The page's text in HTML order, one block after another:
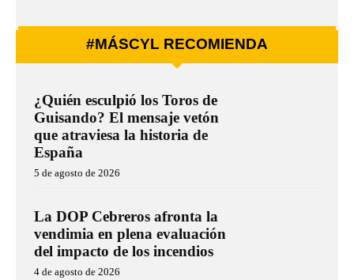
#MÁSCYL RECOMIENDA
¿Quién esculpió los Toros de
Guisando? El mensaje vetón
que atraviesa la historia de
España
5 de agosto de 2026
La DOP Cebreros afronta la
vendimia en plena evaluación
del impacto de los incendios
4 de agosto de 2026